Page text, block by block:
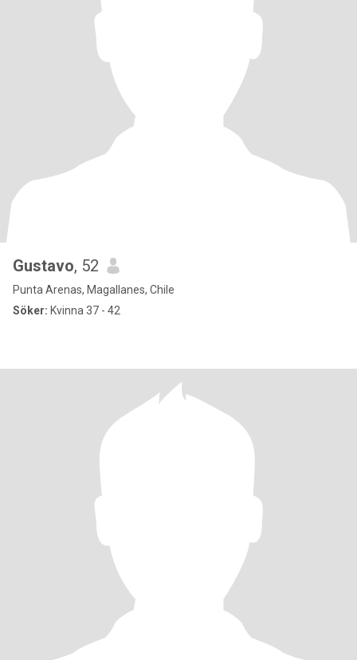
Gustavo, 52
Punta Arenas, Magallanes, Chile
Söker: Kvinna 37 - 42